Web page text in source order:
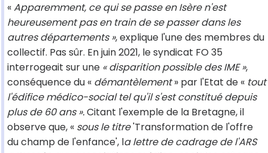
«Apparemment, ce qui se passe en Isère n'est
heureusement pas en train de se passer dans les
autres départements », explique l'une des membres du
collectif. Pas sûr. En juin 2021, le syndicat FO 35
interrogeait sur une « disparition possible des IME »,
conséquence du « démantèlement» par l'Etat de « tout
l'édifice médico-social tel qu'il s'est constitué depuis
plus de 60 ans ».Citant l'exemple de la Bretagne, il
observe que, « sous le titre'Transformation de l'offre
du champ de l'enfance', la lettre de cadrage de l'ARS